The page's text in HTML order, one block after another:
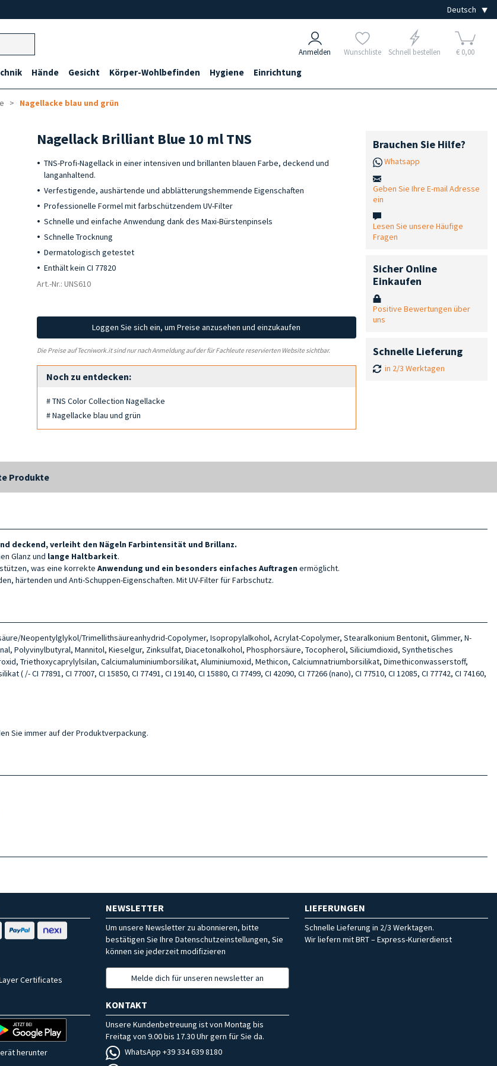
Anmelden Wunschliste Schnell bestellen € 0,00
Hände Gesicht Körper-Wohlbefinden Hygiene Einrichtung
Nagellacke blau und grün
Nagellack Brilliant Blue 10 ml TNS
TNS-Profi-Nagellack in einer intensiven und brillanten blauen Farbe, deckend und
langanhaltend.
Verfestigende, aushärtende und abblätterungshemmende Eigenschaften
Professionelle Formel mit farbschützendem UV-Filter
Schnelle und einfache Anwendung dank des Maxi-Bürstenpinsels
Schnelle Trocknung
Dermatologisch getestet
Enthält kein CI 77820
Art.-Nr.: UNS610
Loggen Sie sich ein, um Preise anzusehen und einzukaufen
Die Preise auf Tecniwork.it sind nur nach Anmeldung auf der für Fachleute reservierten Website sichtbar.
Noch zu entdecken:
# TNS Color Collection Nagellacke
# Nagellacke blau und grün
Brauchen Sie Hilfe?
Whatsapp
Geben Sie Ihre E-mail Adresse
ein
Lesen Sie unsere Häufige
Fragen
Sicher Online
Einkaufen
Positive Bewertungen über
uns
Schnelle Lieferung
in 2/3 Werktagen
Produkte
deckend, verleiht den Nägeln Farbintensität und Brillanz.
Glanz und lange Haltbarkeit.
was eine korrekte Anwendung und ein besonders einfaches Auftragen ermöglicht.
härtenden und Anti-Schuppen-Eigenschaften. Mit UV-Filter für Farbschutz.
Neopentylglykol/Trimellithsäureanhydrid-Copolymer, Isopropylalkohol, Acrylat-Copolymer, Stearalkonium Bentonit, Glimmer, N-
Polyvinylbutyral, Mannitol, Kieselgur, Zinksulfat, Diacetonalkohol, Phosphorsäure, Tocopherol, Siliciumdioxid, Synthetisches
Triethoxycaprylylsilan, Calciumaluminiumborsilikat, Aluminiumoxid, Methicon, Calciumnatriumborsilikat, Dimethiconwasserstoff,
CI 77891, CI 77007, CI 15850, CI 77491, CI 19140, CI 15880, CI 77499, CI 42090, CI 77266 (nano), CI 77510, CI 12085, CI 77742, CI 74160,
Sie immer auf der Produktverpackung.
Certificates
NEWSLETTER
Um unsere Newsletter zu abonnieren, bitte
bestätigen Sie Ihre Datenschutzeinstellungen, Sie
können sie jederzeit modifizieren
Melde dich für unseren newsletter an
LIEFERUNGEN
Schnelle Lieferung in 2/3 Werktagen.
Wir liefern mit BRT – Express-Kurierdienst
herunter
KONTAKT
Unsere Kundenbetreuung ist von Montag bis
Freitag von 9.00 bis 17.30 Uhr gern für Sie da.
WhatsApp +39 334 639 8180